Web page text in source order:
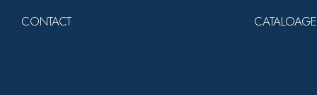
CONTACT
CATALOAGE